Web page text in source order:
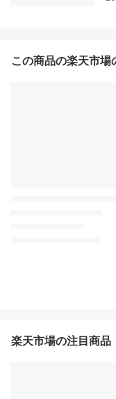
この商品の楽天市場
楽天市場の注目商品